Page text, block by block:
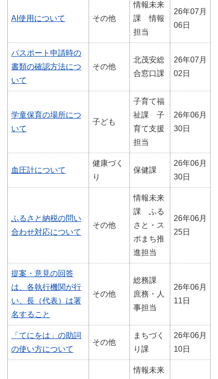
AI使用について その他
情報未来
課 情報
担当
26年07月
06日
パスポート申請時の
書類の確認方法につ
いて
その他
北茂安総
合窓口課
26年07月
02日
学童保育の場所につ
いて
子ども
子育て福
祉課 子
育て支援
担当
26年06月
30日
血圧計について
健康づく
り
保健課
26年06月
30日
ふるさと納税の問い
合わせ対応について
その他
情報未来
課 ふる
さと・ス
ポまち推
進担当
26年06月
25日
提案・意見の回答
は、各執行機関が行
い、長（代表）は署
名すること
その他
総務課
庶務・人
事担当
26年06月
11日
「てにをは」の助詞
の使い方について
その他
まちづく
り課
26年06月
10日
情報未来